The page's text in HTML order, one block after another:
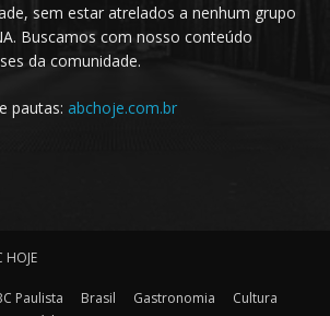
sem estar atrelados a nenhum grupo
Buscamos com nosso conteúdo
da comunidade.
pautas: abchoje.com.br
Paulista Brasil Gastronomia
Cultura